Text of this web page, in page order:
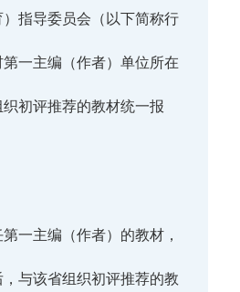
指导委员会（以下简称行
一主编（作者）单位所在
初评推荐的教材统一报
一主编（作者）的教材，
与该省组织初评推荐的教